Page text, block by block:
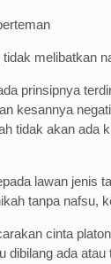
melibatkan
prinsipnya
kesannya
tidak akan ada
lawan jenis
tanpa nafsu,
cinta
dibilang ada